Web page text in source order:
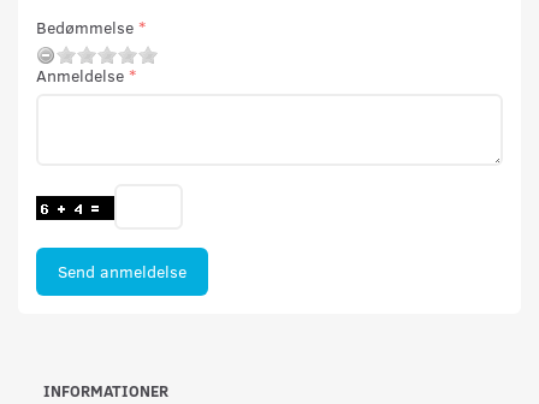
Bedømmelse
Anmeldelse
Send anmeldelse
INFORMATIONER